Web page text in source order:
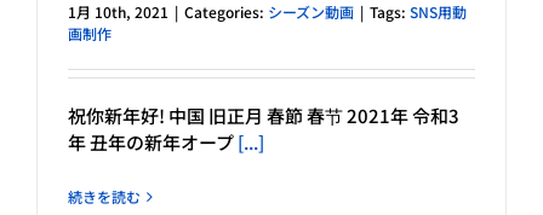
1月 10th, 2021 | Categories: シーズン動画 | Tags: SNS用動
画制作
祝你新年好! 中国 旧正月 春節 春节 2021年 令和3
年 丑年の新年オープ[...]
続きを読む